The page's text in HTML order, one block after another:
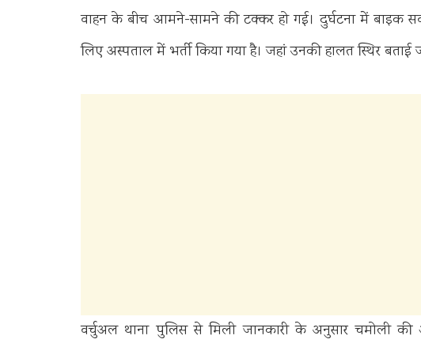
वाहन के बीच आमने-सामने की टक्कर हो गई। दुर्घटना में बाइक
लिए अस्पताल में भर्ती किया गया है। जहां उनकी हालत स्थिर बताई
वर्चुअल थाना पुलिस से मिली जानकारी के अनुसार चमोली